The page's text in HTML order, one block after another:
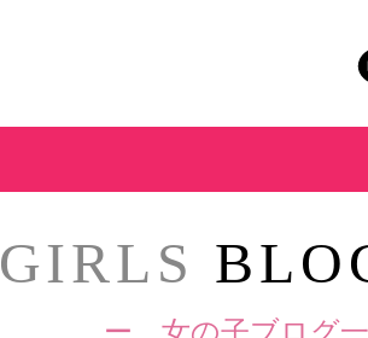
GIRLS
ー 女の子ブログ